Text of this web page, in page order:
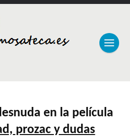
en la película
prozac y dudas